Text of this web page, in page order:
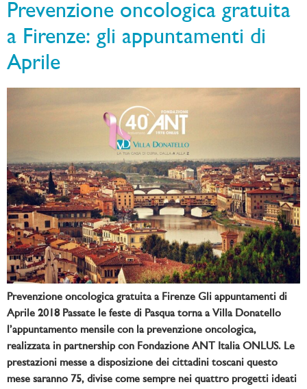
Prevenzione oncologica gratuita
a Firenze: gli appuntamenti di
Aprile
Prevenzione oncologica gratuita a Firenze Gli appuntamenti di
Aprile 2018 Passate le feste di Pasqua torna a Villa Donatello
l’appuntamento mensile con la prevenzione oncologica,
realizzata in partnership con Fondazione ANT Italia ONLUS. Le
prestazioni messe a disposizione dei cittadini toscani questo
mese saranno 75, divise come sempre nei quattro progetti ideati